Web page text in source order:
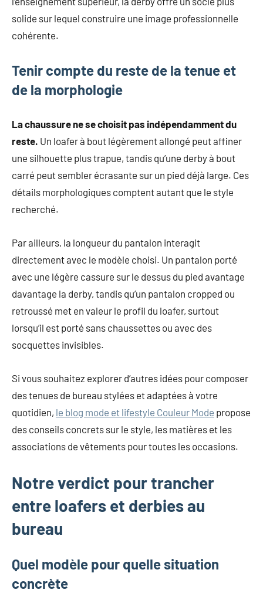
solide sur lequel construire une image professionnelle
cohérente.
Tenir compte du reste de la tenue et
de la morphologie
La chaussure ne se choisit pas indépendamment du
reste. Un loafer à bout légèrement allongé peut affiner
une silhouette plus trapue, tandis qu’une derby à bout
carré peut sembler écrasante sur un pied déjà large. Ces
détails morphologiques comptent autant que le style
recherché.
Par ailleurs, la longueur du pantalon interagit
directement avec le modèle choisi. Un pantalon porté
avec une légère cassure sur le dessus du pied avantage
davantage la derby, tandis qu’un pantalon cropped ou
retroussé met en valeur le profil du loafer, surtout
lorsqu’il est porté sans chaussettes ou avec des
socquettes invisibles.
Si vous souhaitez explorer d’autres idées pour composer
des tenues de bureau stylées et adaptées à votre
quotidien, le blog mode et lifestyle Couleur Mode propose
des conseils concrets sur le style, les matières et les
associations de vêtements pour toutes les occasions.
Notre verdict pour trancher
entre loafers et derbies au
bureau
Quel modèle pour quelle situation
concrète